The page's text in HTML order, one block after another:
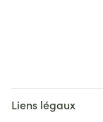
Liens légaux